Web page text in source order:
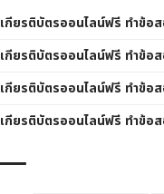
เกียรติบัตรออนไลน์ฟรี ทำข้อ
เกียรติบัตรออนไลน์ฟรี ทำข้อ
เกียรติบัตรออนไลน์ฟรี ทำข้อ
เกียรติบัตรออนไลน์ฟรี ทำข้อ